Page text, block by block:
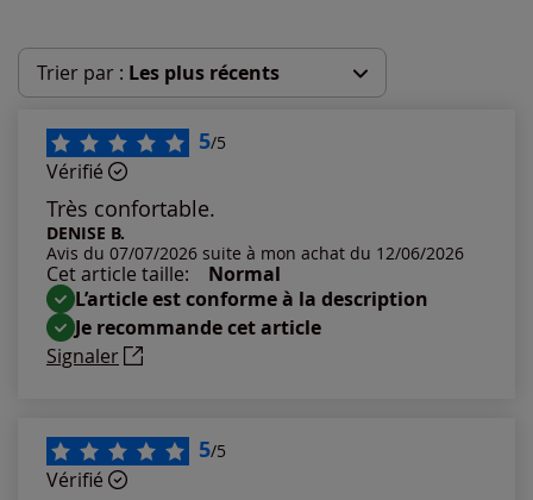
Trier par : Les plus récents
Les plus récents
Les plus anciens
Notes les plus élevées
Notes les plus basses
5/5
Vérifié
Très confortable.
DENISE B.
Avis du 07/07/2026 suite à mon achat du 12/06/2026
Cet article taille:
Normal
L’article est conforme à la description
Je recommande cet article
Signaler
5/5
Vérifié